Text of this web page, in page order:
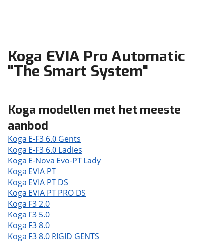
Koga EVIA Pro Automatic
"The Smart System"
Koga modellen met het meeste
aanbod
Koga E-F3 6.0 Gents
Koga E-F3 6.0 Ladies
Koga E-Nova Evo-PT Lady
Koga EVIA PT
Koga EVIA PT DS
Koga EVIA PT PRO DS
Koga F3 2.0
Koga F3 5.0
Koga F3 8.0
Koga F3 8.0 RIGID GENTS